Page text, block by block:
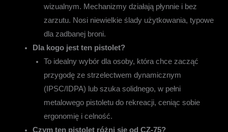
wizualnym. Mechanizmy działają płynnie i bez
zarzutu. Nosi niewielkie ślady użytkowania, typowe
dla zadbanej broni.
Dla kogo jest ten pistolet?
To idealny wybór dla osoby, która chce zacząć
przygodę ze strzelectwem dynamicznym
(IPSC/IDPA) lub szuka solidnego, w pełni
metalowego pistoletu do rekreacji, ceniąc sobie
ergonomię i celność.
Czym ten pistolet różni się od CZ-75?